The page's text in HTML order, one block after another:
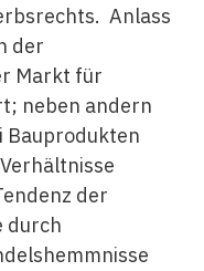
Anlass
der
Markt für
neben andern
Bauprodukten
der
durch